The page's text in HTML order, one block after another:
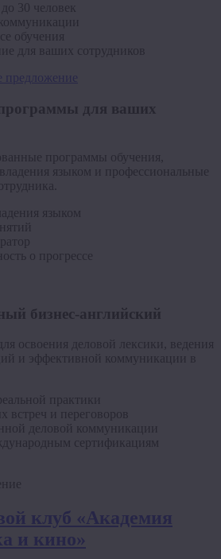
30 человек
обучения
для ваших сотрудников
предложение
для ваших
программы обучения,
языком и профессиональные
языком
о прогрессе
бизнес-английский
освоения деловой лексики, ведения
и эффективной коммуникации в
практики
встреч и переговоров
деловой коммуникации
сертификациям
клуб «Академия
и кино»